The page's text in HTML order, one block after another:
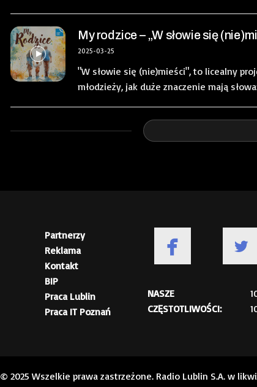
My rodzice – „W słowie się
2025-03-25
"W słowie się (nie)mieści", to licealny
młodzieży, jak duże znaczenie mają
Partnerzy
Reklama
Kontakt
BIP
Praca Lublin
Praca IT Poznań
NASZE
CZĘSTOTLIWOŚCI:
© 2025 Wszelkie prawa zastrzeżone. Radio Lublin S.A. w